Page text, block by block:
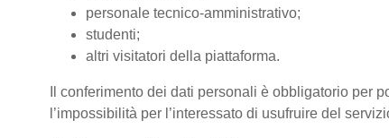
personale tecnico-amministrativo;
studenti;
altri visitatori della piattaforma.
Il conferimento dei dati personali è obbligatorio per
l’impossibilità per l’interessato di usufruire del